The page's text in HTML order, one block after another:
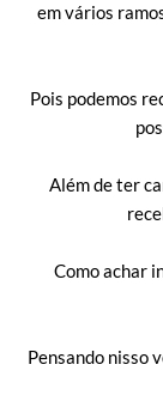
em vários
Pois podemos
Além de ter
Como achar
Pensando nisso